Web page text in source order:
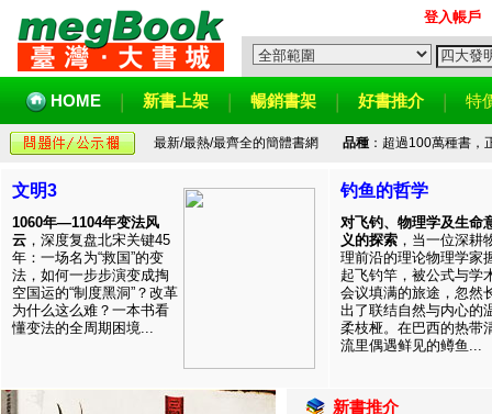
登入帳戶
HOME 新書上架 暢銷書架 好書推介 特
最新/最熱/最齊全的簡體書網 品種：超過100萬種書，
文明3
1060年—1104年变法风
云 ，深度复盘北宋关键45
年：一场名为“救国”的变
法，如何一步步演变成掏
空国运的“制度黑洞”？改革
为什么这么难？一本书看
懂变法的全周期困境...
钓鱼的哲学
对飞钓、物理学及生命
义的探索 ，当一位深耕
理前沿的理论物理学家
起飞钓竿，被公式与学
会议填满的旅途，忽然
出了联结自然与内心的
柔枝桠。在巴西的热带
流里偶遇鲜见的鳟鱼...
新書推介